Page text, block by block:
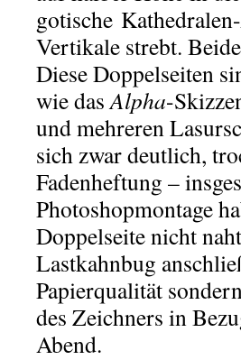
gotische
Vertikale strebt.
Diese Doppelseiten
wie dasAlpha-
und mehreren
sich zwar deutlich,
Fadenheftung –
Photoshopmontage
Doppelseite nicht
Lastkahnbug
Papierqualität
des Zeichners in
Abend.